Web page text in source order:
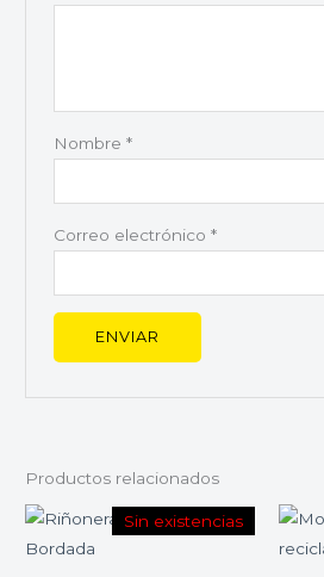
Nombre *
Correo electrónico *
Productos relacionados
Sin existencias